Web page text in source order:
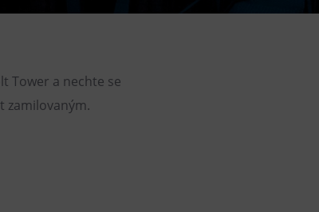
Tower a nechte se
zamilovaným.